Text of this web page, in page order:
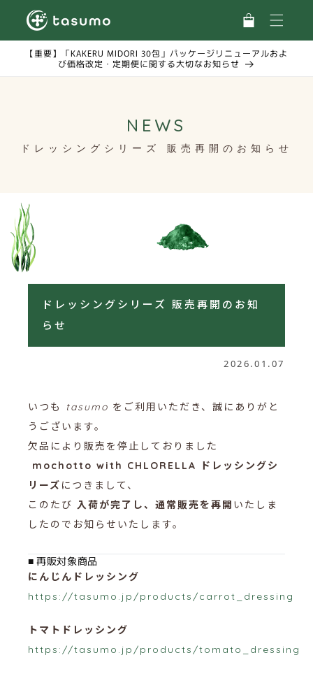
ンツに
進む
ー
【重要】「KAKERU MIDORI 30包」パッケージリニューアルおよ
び価格改定・定期便に関する大切なお知らせ
NEWS
ドレッシングシリーズ 販売再開のお知らせ
ドレッシングシリーズ 販売再開のお知
らせ
2026.01.07
いつも tasumo をご利用いただき、誠にありがと
うございます。
欠品により販売を停止しておりました
mochotto with CHLORELLA ドレッシングシ
リーズ につきまして、
このたび 入荷が完了し、通常販売を再開 いたしま
したのでお知らせいたします。
■ 再販対象商品
にんじんドレッシング
https://tasumo.jp/products/carrot_dressing
トマトドレッシング
https://tasumo.jp/products/tomato_dressing